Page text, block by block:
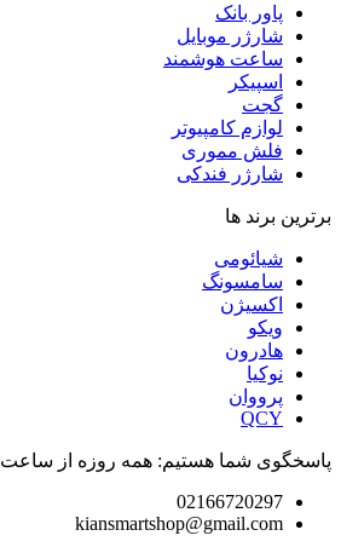
پاور بانک
شارژر موبایل
ساعت هوشمند
اسپیکر
گجت
لوازم کامپیوتر
فلش مموری
شارژر فندکی
برترین برند ها
شیائومی
سامسونگ
اکسیژن
ویکو
هادرون
نوکیا
پرووان
QCY
پاسخگوی شما هستیم: همه روزه از ساعت 9:30 تا 19:00
02166720297
kiansmartshop@gmail.com